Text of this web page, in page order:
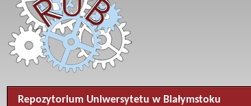
Repozytorium Uniwersytetu w Białymstoku